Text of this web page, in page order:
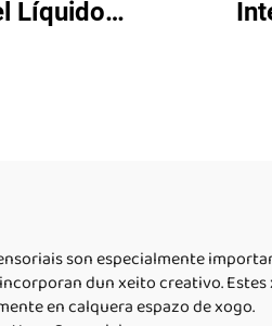
Líquido
son especialmente
dun xeito creativo.
en calquera espazo de xogo.